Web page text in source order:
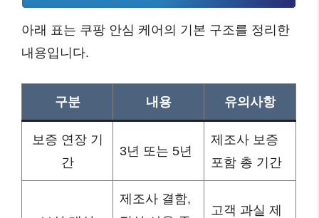
아래 표는 쿠팡 안심 케어의 기본 구조를 정리한
내용입니다.
구분 내용 유의사항
보증 연장 기
간
3년 또는 5년
제조사 보증
포함 총 기간
제조사 결함,
고객 과실 제